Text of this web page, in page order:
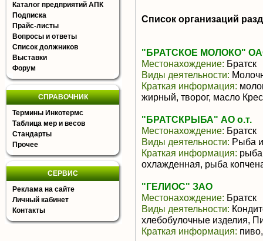
Каталог предприятий АПК
Подписка
Прайс-листы
Вопросы и ответы
Список должников
Выставки
Форум
СПРАВОЧНИК
Термины Инкотермс
Таблица мер и весов
Стандарты
Прочее
СЕРВИС
Реклама на сайте
Личный кабинет
Контакты
Список организаций
"БРАТСКОЕ МОЛОКО"
Местонахождение: Братск
Виды деятельности:
Краткая информация:
жирный, творог, масло
"БРАТСКРЫБА" АО о.т.
Местонахождение: Братск
Виды деятельности: Рыба
Краткая информация:
охлажденная, рыба
"ГЕЛИОС" ЗАО
Местонахождение: Братск
Виды деятельности:
хлебобулочные изделия,
Краткая информация: